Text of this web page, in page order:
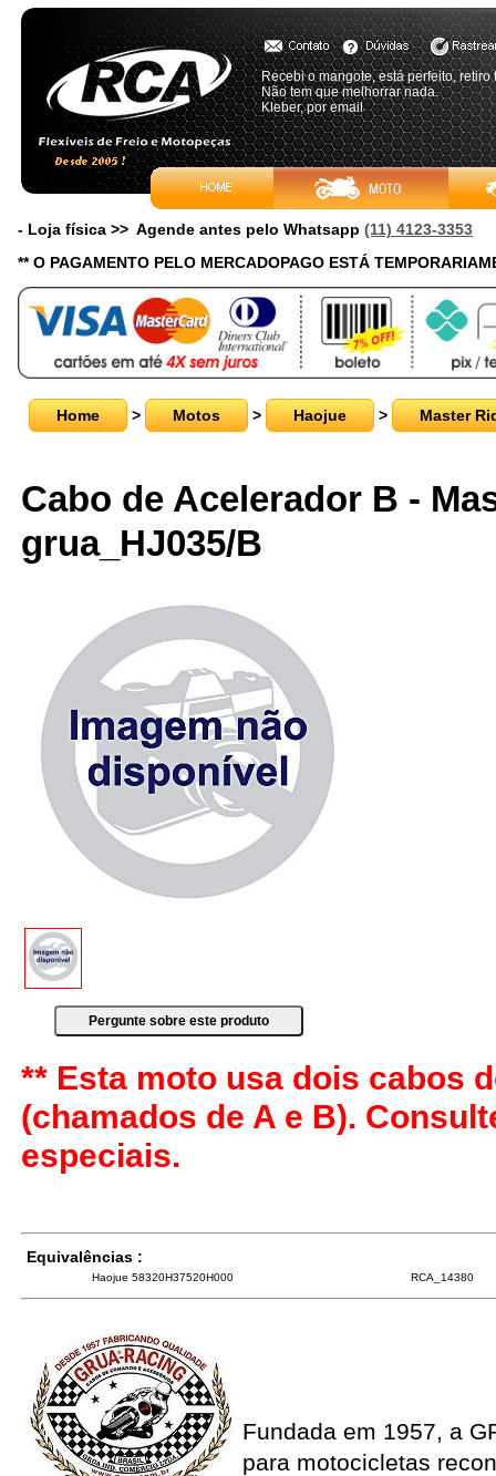
Recebi o mangote, está perfeito,
Não tem que melhorrar nada.
Kleber, por email
- Loja física >> Agende antes pelo Whatsapp (11) 4123-3353
** O PAGAMENTO PELO MERCADOPAGO ESTÁ
Home > Motos > Haojue > Master
Cabo de Acelerador B -
grua_HJ035/B
** Esta moto usa dois cabos
(chamados de A e B).
especiais.
Equivalências :
Haojue 58320H37520H000 RCA_14380
Fundada em 1957, a
para motocicletas